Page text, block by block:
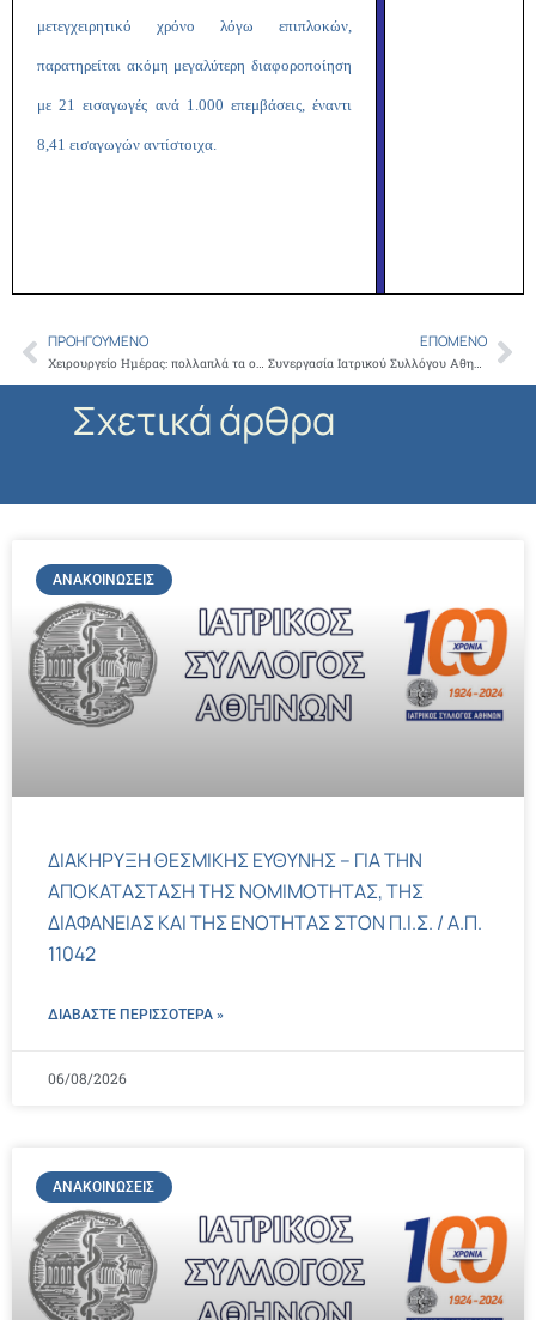
μετεγχειρητικό χρόνο λόγω επιπλοκών,
παρατηρείται ακόμη μεγαλύτερη διαφοροποίηση
με 21 εισαγωγές ανά 1.000 επεμβάσεις, έναντι
8,41 εισαγωγών αντίστοιχα.
Prev
ΠΡΟΗΓΟΎΜΕΝΟ
Χειρουργείο Ημέρας: πολλαπλά τα οφέλη για τους πολίτες και την Πολιτεία
ΕΠΌΜΕΝΟ
Συνεργασία Ιατρικού Συλλόγου Αθηνών με Δικηγορικό Σύλλογο Αθηνών για ένα Δυναμικό Επιστημονικό Μέτωπο
Σχετικά άρθρα
ΑΝΑΚΟΙΝΏΣΕΙΣ
ΔΙΑΚΗΡΥΞΗ ΘΕΣΜΙΚΗΣ ΕΥΘΥΝΗΣ – ΓΙΑ ΤΗΝ
ΑΠΟΚΑΤΑΣΤΑΣΗ ΤΗΣ ΝΟΜΙΜΟΤΗΤΑΣ, ΤΗΣ
ΔΙΑΦΑΝΕΙΑΣ ΚΑΙ ΤΗΣ ΕΝΟΤΗΤΑΣ ΣΤΟΝ Π.Ι.Σ. / Α.Π.
11042
ΔΙΑΒΑΣΤΕ ΠΕΡΙΣΣΌΤΕΡΑ »
06/08/2026
ΑΝΑΚΟΙΝΏΣΕΙΣ